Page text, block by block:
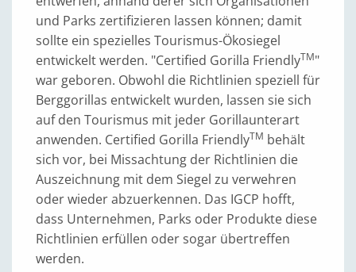
und Parks zertifizieren lassen können; damit
sollte ein spezielles Tourismus-Ökosiegel
entwickelt werden. "Certified Gorilla FriendlyTM"
war geboren. Obwohl die Richtlinien speziell für
Berggorillas entwickelt wurden, lassen sie sich
auf den Tourismus mit jeder Gorillaunterart
anwenden. Certified Gorilla FriendlyTM behält
sich vor, bei Missachtung der Richtlinien die
Auszeichnung mit dem Siegel zu verwehren
oder wieder abzuerkennen. Das IGCP hofft,
dass Unternehmen, Parks oder Produkte diese
Richtlinien erfüllen oder sogar übertreffen
werden.